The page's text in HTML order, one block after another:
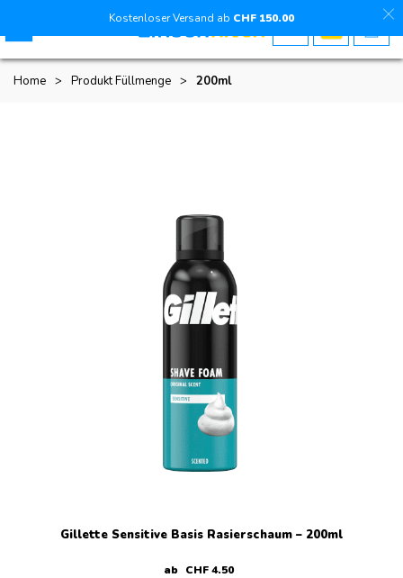
Home > Produkt Füllmenge > 200ml
Gillette Sensitive Basis Rasierschaum – 200ml
ab CHF4.50
Kostenloser Versand ab CHF 150.00